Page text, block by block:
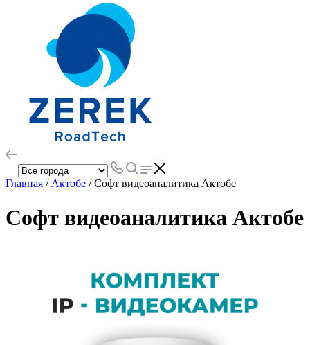
Главная / Актобе / Софт видеоаналитика Актобе
Софт видеоаналитика Актобе